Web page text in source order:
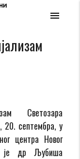
menu
Светозара
20. септембра, у
центра Новог
је др Љубиша